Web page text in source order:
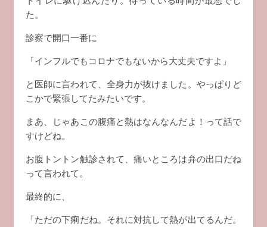
た。
診察で開口一番に
「インフルでもコロナでもないから大丈夫ですよ」
と医師に言われて、全身力が抜けました。やっぱりど
こかで緊張してたみたいです。
まあ、じゃあこの腹痛と熱はなんなんだよ！って話で
すけどね。
お腹トントン触診されて、痛いところは弁の出口だね
って言われて。
最終的に、
「ただの下痢だね。それに対抗して熱が出てるんだ。